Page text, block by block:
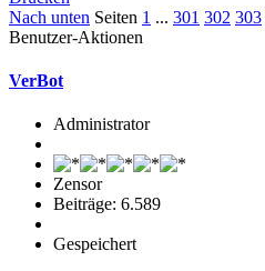
Nach unten Seiten 1 ... 301 302 303
Benutzer-Aktionen
VerBot
Administrator
Zensor
Beiträge: 6.589
Gespeichert